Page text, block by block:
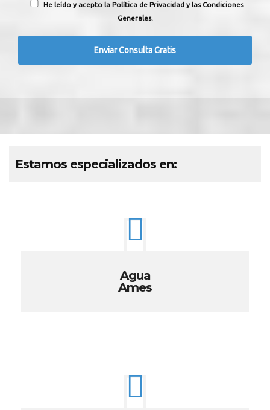
He leído y acepto la Política de Privacidad y las Condiciones
Generales.
Estamos especializados en:
Agua
Ames